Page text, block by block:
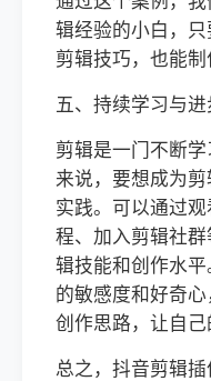
辑经验的小白，
剪辑技巧，也能制
五、持续学习与
剪辑是一门不断
来说，要想成为
实践。可以通过
程、加入剪辑社
辑技能和创作水
的敏感度和好奇
创作思路，让自己
总之，抖音剪辑